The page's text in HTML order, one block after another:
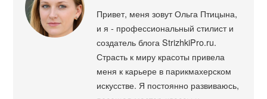
Привет, меня зовут Ольга Птицына,
и я - профессиональный стилист и
создатель блога StrizhkiPro.ru.
Страсть к миру красоты привела
меня к карьере в парикмахерском
искусстве. Я постоянно развиваюсь,